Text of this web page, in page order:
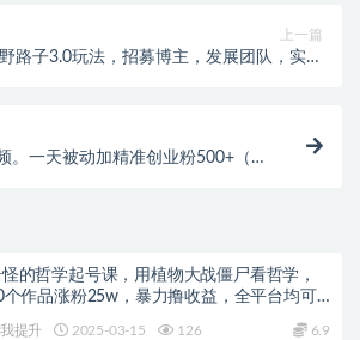
上一篇
路子3.0玩法，招募博主，发展团队，实现
。一天被动加精准创业粉500+（附
的哲学起号课，用植物大战僵尸看哲学，
个作品涨粉25w，暴力撸收益，全平台均可
提升 2025-03-15 126 6.9